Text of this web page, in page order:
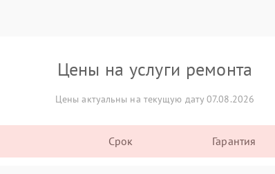
Цены на услуги ремонта
Цены актуальны на текущую дату 07.08.2026
Срок Гарантия